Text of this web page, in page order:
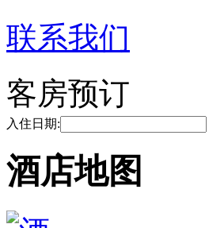
联系我们
客房预订
入住日期:
酒店地图